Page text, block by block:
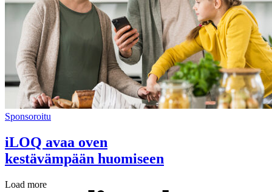
Sponsoroitu
iLOQ avaa oven
kestävämpään huomiseen
Load more